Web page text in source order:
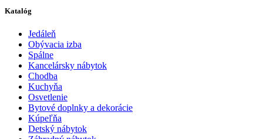
Katalóg
Jedáleň
Obývacia izba
Spálne
Kancelársky nábytok
Chodba
Kuchyňa
Osvetlenie
Bytové doplnky a dekorácie
Kúpeľňa
Detský nábytok